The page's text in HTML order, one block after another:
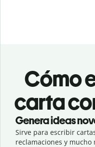
Cómo
carta
Genera ideas
Sirve para escribir
reclamaciones y mucho